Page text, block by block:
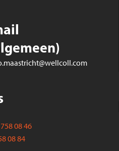
08 46
08 84